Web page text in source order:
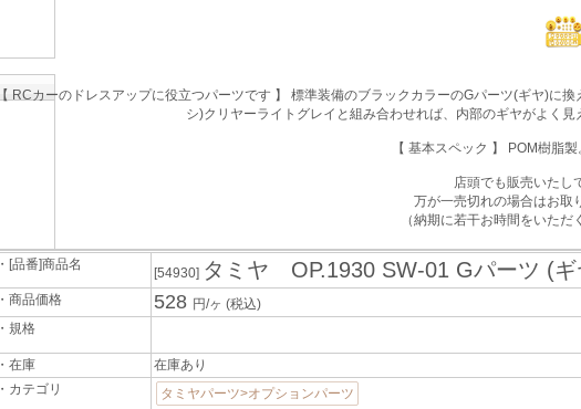
【 RCカーのドレスアップに役立つパーツです 】 標準装備のブラックカラーのGパーツ(ギヤ)に
シ)クリヤーライトグレイと組み合わせれば、内部のギヤがよく
【 基本スペック 】 POM樹脂
店頭でも販売いたし
万が一売切れの場合はお取
（納期に若干お時間をいただ
・[品番]商品名
[54930] タミヤ OP.1930 SW-01 Gパーツ (ギ
・商品価格 528 円/ヶ (税込)
・規格
・在庫
在庫あり
・カテゴリ
タミヤパーツ>オプションパーツ